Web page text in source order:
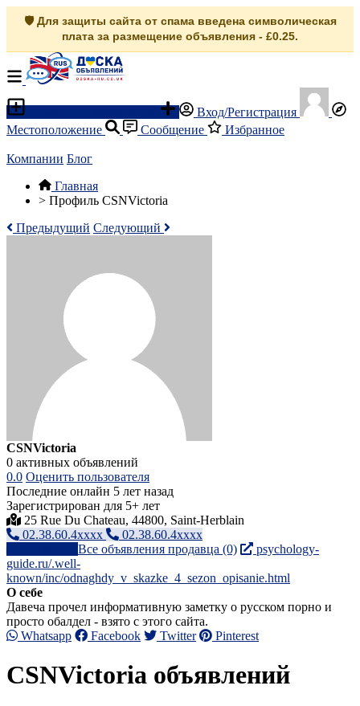
🛡️ Для защиты сайта от спама введена символическая
плата за размещение объявления - £0.25.
Вход/Регистрация
Местоположение
Сообщение Избранное
Компании Блог
Главная
> Профиль CSNVictoria
Предыдущий Следующий
CSNVictoria
0 активных объявлений
0.0 Оценить пользователя
Последние онлайн 5 лет назад
Зарегистрирован для 5+ лет
25 Rue Du Chateau, 44800, Saint-Herblain
02.38.60.4xxxx
02.38.60.4xxxx
Все объявления продавца (0)
psychology-
guide.ru/.well-
known/inc/odnaghdy_v_skazke_4_sezon_opisanie.html
О себе
Давеча прочел информативную заметку о русском порно и
просто обалдел - взято с этого сайта.
Whatsapp
Facebook Twitter Pinterest
CSNVictoria объявлений